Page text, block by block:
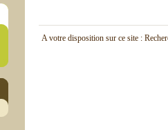
A votre disposition sur ce site :